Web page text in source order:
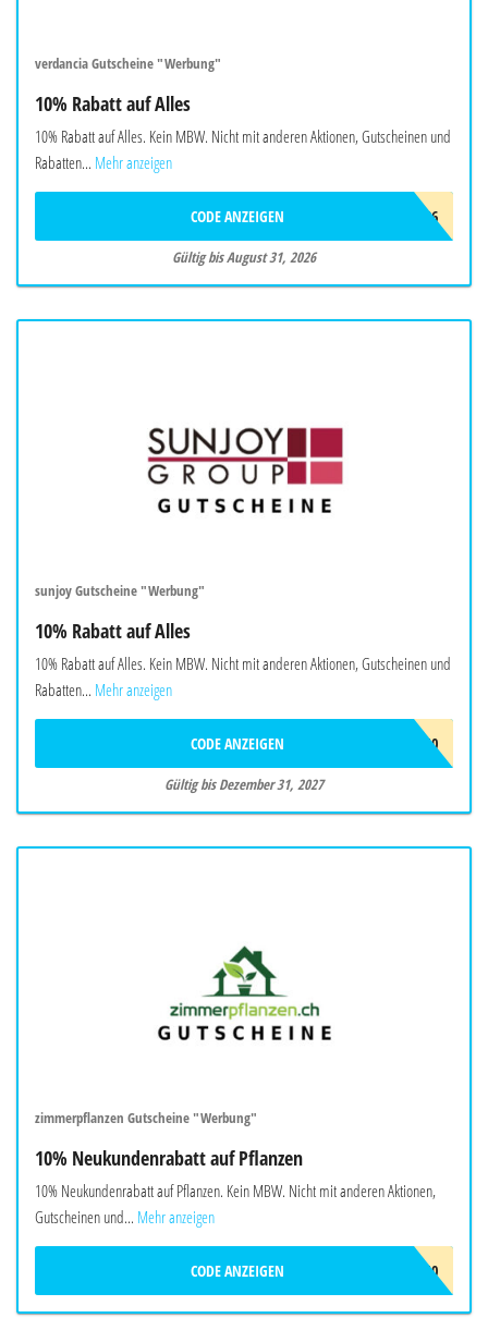
verdancia Gutscheine "Werbung"
10% Rabatt auf Alles
10% Rabatt auf Alles. Kein MBW. Nicht mit anderen Aktionen, Gutscheinen und
Rabatten... Mehr anzeigen
AUG26
CODE ANZEIGEN
Gültig bis August 31, 2026
sunjoy Gutscheine "Werbung"
10% Rabatt auf Alles
10% Rabatt auf Alles. Kein MBW. Nicht mit anderen Aktionen, Gutscheinen und
Rabatten... Mehr anzeigen
SUNJOYEU10
CODE ANZEIGEN
Gültig bis Dezember 31, 2027
zimmerpflanzen Gutscheine "Werbung"
10% Neukundenrabatt auf Pflanzen
10% Neukundenrabatt auf Pflanzen. Kein MBW. Nicht mit anderen Aktionen,
Gutscheinen und... Mehr anzeigen
PFLANZEN10
CODE ANZEIGEN